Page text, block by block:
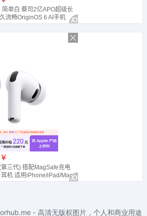
- 高清无版权图片，个人和商业用途